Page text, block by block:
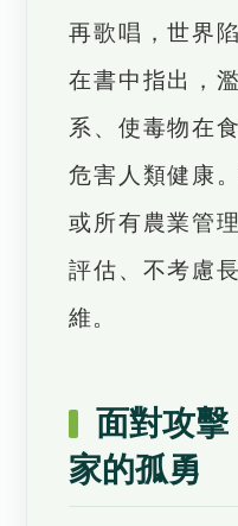
再歌唱，世界
在書中指出，
系、使毒物在
危害人類健康
或所有農業管
評估、不考慮
維。
面對攻
家的孤勇